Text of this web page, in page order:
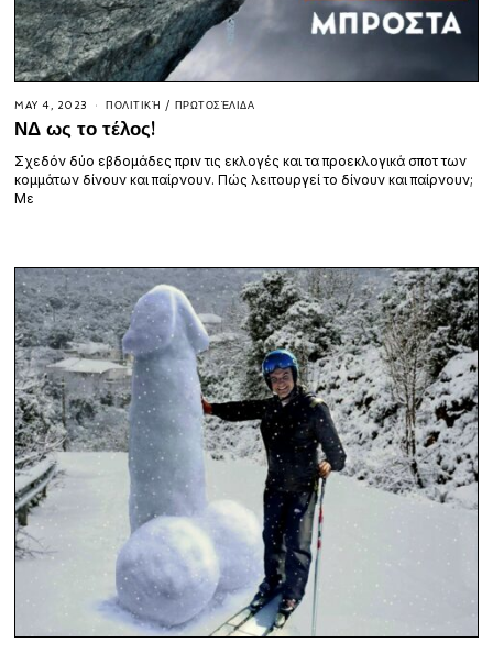
MAY 4, 2023 ΠΟΛΙΤΙΚΉ / ΠΡΩΤΟΣΈΛΙΔΑ
ΝΔ ως το τέλος!
Σχεδόν δύο εβδομάδες πριν τις εκλογές και τα προεκλογικά σποτ των
κομμάτων δίνουν και παίρνουν. Πώς λειτουργεί το δίνουν και παίρνουν;
Με